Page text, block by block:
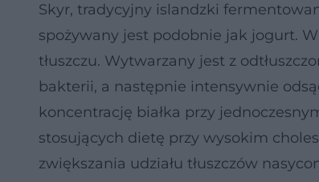
Skyr, tradycyjny islandzki
spożywany jest podobnie jak jogurt.
tłuszczu. Wytwarzany jest z
bakterii, a następnie intensywnie
koncentrację białka przy
stosujących dietę przy wysokim
zwiększania udziału tłuszczów